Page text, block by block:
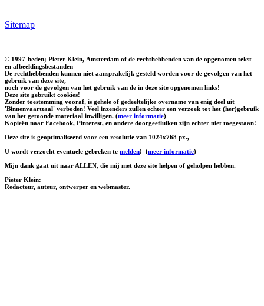
Sitemap
© 1997-heden; Pieter Klein, Amsterdam of de rechthebbenden van de opgenomen tekst-
en afbeeldingsbestanden
De rechthebbenden kunnen niet aansprakelijk gesteld worden voor de gevolgen van het
gebruik van deze site,
noch voor de gevolgen van het gebruik van de in deze site opgenomen links!
Deze site gebruikt cookies!
Zonder toestemming vooraf, is gehele of gedeeltelijke overname van enig deel uit
'Binnenvaarttaal' verboden! Veel inzenders zullen echter een verzoek tot het (her)gebruik
van het getoonde materiaal inwilligen. (meer informatie)
Kopieën naar Facebook, Pinterest, en andere doorgeefluiken zijn echter niet toegestaan!
Deze site is geoptimaliseerd voor een resolutie van 1024x768 px.,
U wordt verzocht eventuele gebreken te melden! (meer informatie)
Mijn dank gaat uit naar ALLEN, die mij met deze site helpen of geholpen hebben.
Pieter Klein:
Redacteur, auteur, ontwerper en webmaster.